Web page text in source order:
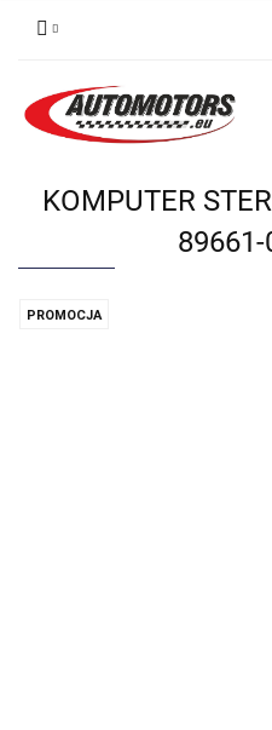
KOMPUTER
PROMOCJA